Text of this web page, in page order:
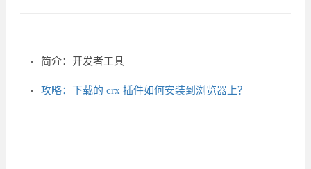
简介：开发者工具
攻略：下载的 crx 插件如何安装到浏览器上？